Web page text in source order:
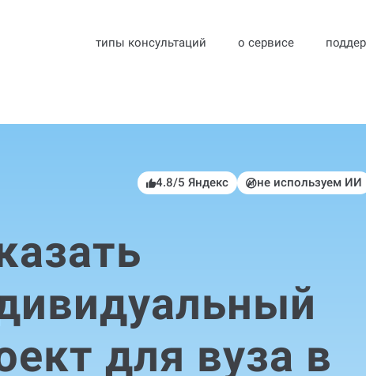
типы консультаций о сервисе
4.8/5 Яндекс не используем ИИ
для вуза в